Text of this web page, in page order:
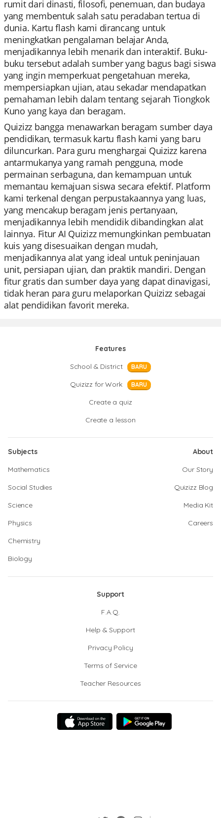
rumit dari dinasti, filosofi, penemuan, dan budaya
yang membentuk salah satu peradaban tertua di
dunia. Kartu flash kami dirancang untuk
meningkatkan pengalaman belajar Anda,
menjadikannya lebih menarik dan interaktif. Buku-
buku tersebut adalah sumber yang bagus bagi siswa
yang ingin memperkuat pengetahuan mereka,
mempersiapkan ujian, atau sekadar mendapatkan
pemahaman lebih dalam tentang sejarah Tiongkok
Kuno yang kaya dan beragam.
Quizizz bangga menawarkan beragam sumber daya
pendidikan, termasuk kartu flash kami yang baru
diluncurkan. Para guru menghargai Quizizz karena
antarmukanya yang ramah pengguna, mode
permainan serbaguna, dan kemampuan untuk
memantau kemajuan siswa secara efektif. Platform
kami terkenal dengan perpustakaannya yang luas,
yang mencakup beragam jenis pertanyaan,
menjadikannya lebih mendidik dibandingkan alat
lainnya. Fitur AI Quizizz memungkinkan pembuatan
kuis yang disesuaikan dengan mudah,
menjadikannya alat yang ideal untuk peninjauan
unit, persiapan ujian, dan praktik mandiri. Dengan
fitur gratis dan sumber daya yang dapat dinavigasi,
tidak heran para guru melaporkan Quizizz sebagai
alat pendidikan favorit mereka.
Features
School & District
BARU
Quizizz for Work BARU
Create a quiz
Create a lesson
Subjects
Mathematics
Social Studies
Science
Physics
Chemistry
Biology
About
Our Story
Quizizz Blog
Media Kit
Careers
Support
F.A.Q.
Help & Support
Privacy Policy
Terms of Service
Teacher Resources